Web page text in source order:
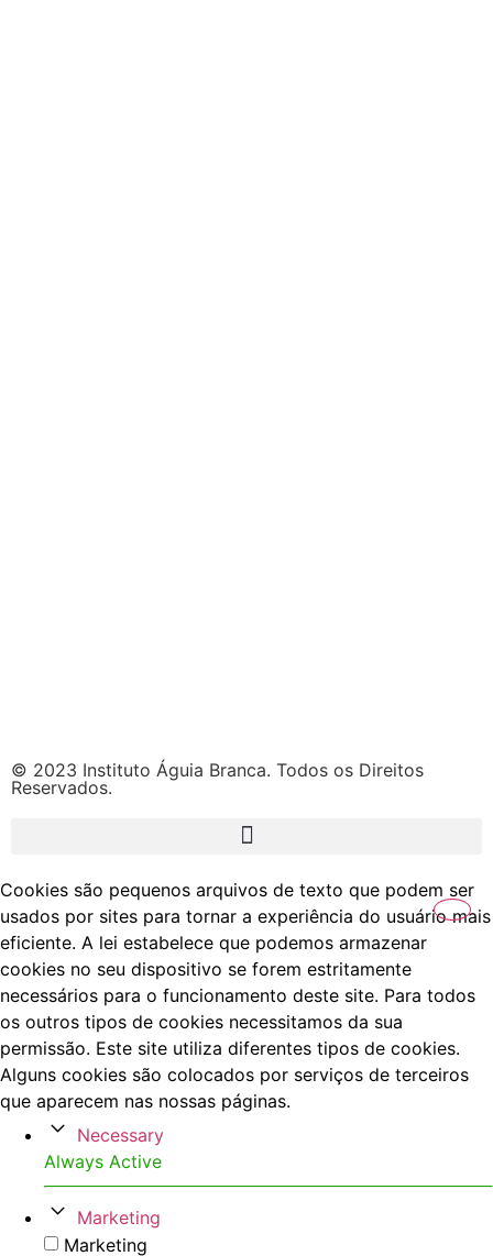
© 2023 Instituto Águia Branca. Todos os Direitos
Reservados.
Cookies são pequenos arquivos de texto que podem ser
usados por sites para tornar a experiência do usuário mais
eficiente. A lei estabelece que podemos armazenar
cookies no seu dispositivo se forem estritamente
necessários para o funcionamento deste site. Para todos
os outros tipos de cookies necessitamos da sua
permissão. Este site utiliza diferentes tipos de cookies.
Alguns cookies são colocados por serviços de terceiros
que aparecem nas nossas páginas.
Necessary
Always Active
Marketing
Marketing